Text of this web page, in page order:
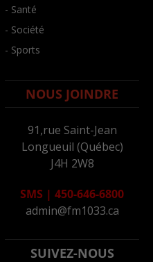
- Santé
- Société
- Sports
NOUS JOINDRE
91,rue Saint-Jean
Longueuil (Québec)
J4H 2W8
SMS | 450-646-6800
admin@fm1033.ca
SUIVEZ-NOUS